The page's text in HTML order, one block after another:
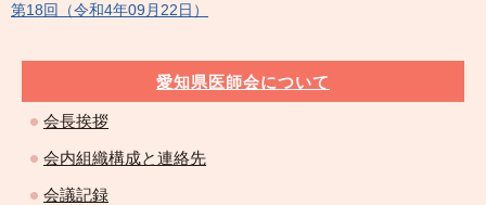
第18回（令和4年09月22日）
愛知県医師会について
会長挨拶
会内組織構成と連絡先
会議記録